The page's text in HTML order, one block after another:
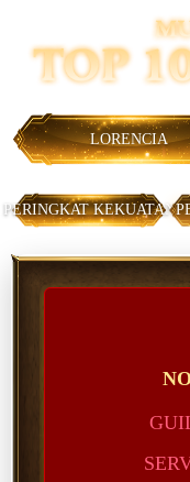
LORENCIA
PERINGKAT KEKUATAN